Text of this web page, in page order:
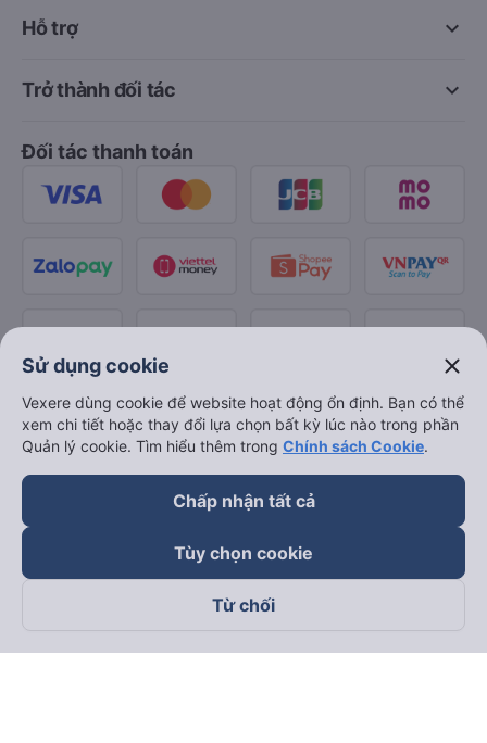
keyboard_arrow_down
Hỗ trợ
keyboard_arrow_down
Trở thành đối tác
Đối tác thanh toán
Theo dõi chúng tôi trên
Sử dụng cookie close
Vexere dùng cookie để website hoạt động ổn định. Bạn có thể
xem chi tiết hoặc thay đổi lựa chọn bất kỳ lúc nào trong phần
Quản lý cookie. Tìm hiểu thêm trong Chính sách Cookie.
Chấp nhận tất cả
Tùy chọn cookie
Từ chối